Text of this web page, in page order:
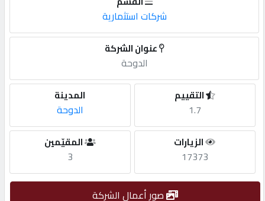
أضف
مطلوب
طلب
الاحصائيات
شركات استثمارية
عنوان الشركة
الدوحة
المدينة
الدوحة
التقييم
1.7
المقيّمين
3
الزيارات
17373
صور أعمال الشركة